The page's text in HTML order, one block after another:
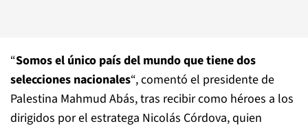
“Somos el único país del mundo que tiene dos
selecciones nacionales“, comentó el presidente de
Palestina Mahmud Abás, tras recibir como héroes a los
dirigidos por el estratega Nicolás Córdova, quien